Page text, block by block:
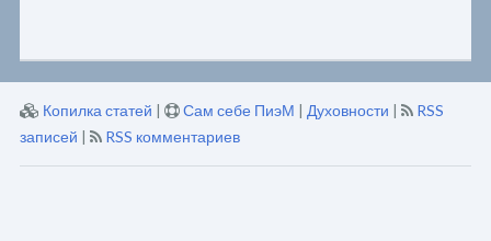
Копилка статей | Сам себе ПиэМ | Духовности |
RSS
записей | RSS комментариев